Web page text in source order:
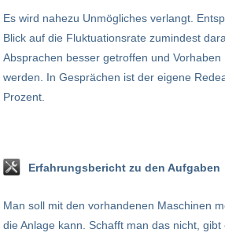
Es wird nahezu Unmögliches verlangt.
Blick auf die Fluktuationsrate zumindest
Absprachen besser getroffen und
werden. In Gesprächen ist der eigene
Prozent.
Erfahrungsbericht zu den Aufgaben
Man soll mit den vorhandenen Maschinen
die Anlage kann. Schafft man das nicht,